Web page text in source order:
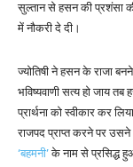
सुल्तान से हसन की प्रशंसा
में नौकरी दे दी।
ज्योतिषी ने हसन के राजा
भविष्यवाणी सत्य हो जाय
प्रार्थना को स्वीकार कर
राजपद प्राप्त करने पर उसने
‘बहमनी’के नाम से प्रसिद्ध